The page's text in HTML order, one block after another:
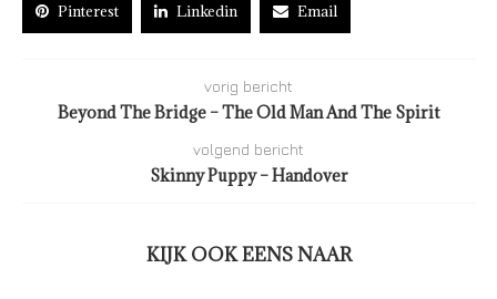
Pinterest Linkedin Email
vorig bericht
Beyond The Bridge – The Old Man And The Spirit
volgend bericht
Skinny Puppy – Handover
KIJK OOK EENS NAAR